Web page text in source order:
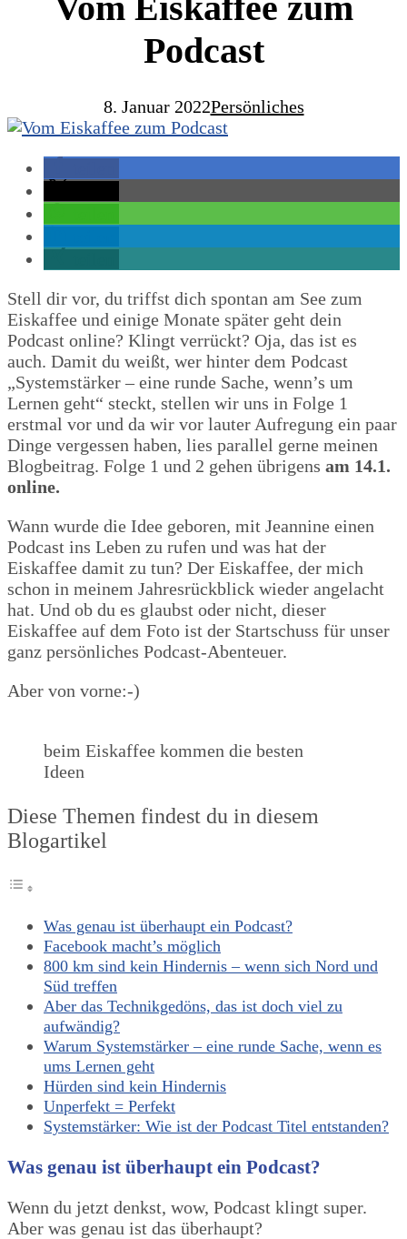
Podcast
8. Januar 2022Persönliches
Stell dir vor, du triffst dich spontan am See zum
Eiskaffee und einige Monate später geht dein
Podcast online? Klingt verrückt? Oja, das ist es
auch. Damit du weißt, wer hinter dem Podcast
„Systemstärker – eine runde Sache, wenn’s um
Lernen geht“ steckt, stellen wir uns in Folge 1
erstmal vor und da wir vor lauter Aufregung ein paar
Dinge vergessen haben, lies parallel gerne meinen
Blogbeitrag. Folge 1 und 2 gehen übrigens am 14.1.
online.
Wann wurde die Idee geboren, mit Jeannine einen
Podcast ins Leben zu rufen und was hat der
Eiskaffee damit zu tun? Der Eiskaffee, der mich
schon in meinem Jahresrückblick wieder angelacht
hat. Und ob du es glaubst oder nicht, dieser
Eiskaffee auf dem Foto ist der Startschuss für unser
ganz persönliches Podcast-Abenteuer.
Aber von vorne:-)
beim Eiskaffee kommen die besten
Ideen
Diese Themen findest du in diesem
Blogartikel
Was genau ist überhaupt ein Podcast?
Facebook macht’s möglich
800 km sind kein Hindernis – wenn sich Nord und
Süd treffen
Aber das Technikgedöns, das ist doch viel zu
aufwändig?
Warum Systemstärker – eine runde Sache, wenn es
ums Lernen geht
Hürden sind kein Hindernis
Unperfekt = Perfekt
Systemstärker: Wie ist der Podcast Titel entstanden?
Was genau ist überhaupt ein Podcast?
Wenn du jetzt denkst, wow, Podcast klingt super.
Aber was genau ist das überhaupt?